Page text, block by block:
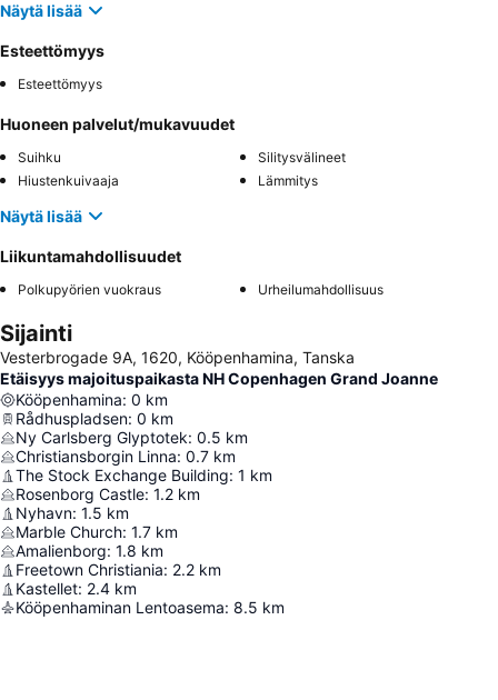
Näytä lisää
Esteettömyys
Esteettömyys
Huoneen palvelut/mukavuudet
Suihku
Silitysvälineet
Hiustenkuivaaja
Lämmitys
Näytä lisää
Liikuntamahdollisuudet
Polkupyörien vuokraus Urheilumahdollisuus
Sijainti
Vesterbrogade 9A, 1620, Kööpenhamina, Tanska
Etäisyys majoituspaikasta NH Copenhagen Grand Joanne
Kööpenhamina: 0 km
Rådhuspladsen: 0 km
Ny Carlsberg Glyptotek: 0.5 km
Christiansborgin Linna: 0.7 km
The Stock Exchange Building: 1 km
Rosenborg Castle: 1.2 km
Nyhavn: 1.5 km
Marble Church: 1.7 km
Amalienborg: 1.8 km
Freetown Christiania: 2.2 km
Kastellet: 2.4 km
Kööpenhaminan Lentoasema: 8.5 km